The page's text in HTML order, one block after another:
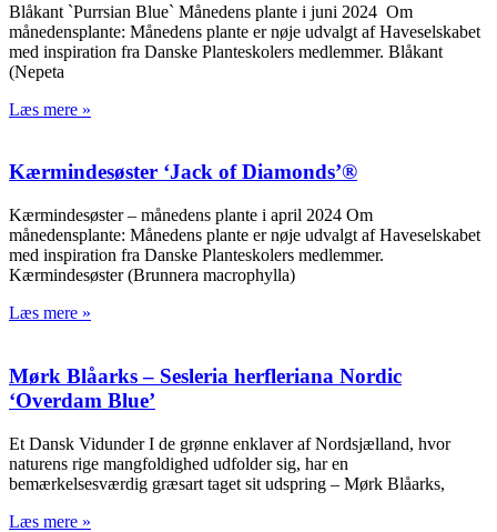
Blåkant `Purrsian Blue` Månedens plante i juni 2024 Om
månedensplante: Månedens plante er nøje udvalgt af Haveselskabet
med inspiration fra Danske Planteskolers medlemmer. Blåkant
(Nepeta
Læs mere »
Kærmindesøster ‘Jack of Diamonds’®
Kærmindesøster – månedens plante i april 2024 Om
månedensplante: Månedens plante er nøje udvalgt af Haveselskabet
med inspiration fra Danske Planteskolers medlemmer.
Kærmindesøster (Brunnera macrophylla)
Læs mere »
Mørk Blåarks – Sesleria herfleriana Nordic
‘Overdam Blue’
Et Dansk Vidunder I de grønne enklaver af Nordsjælland, hvor
naturens rige mangfoldighed udfolder sig, har en
bemærkelsesværdig græsart taget sit udspring – Mørk Blåarks,
Læs mere »